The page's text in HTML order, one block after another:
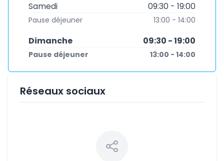
Samedi 09:30 - 19:00
Pause déjeuner 13:00 - 14:00
Dimanche 09:30 - 19:00
Pause déjeuner 13:00 - 14:00
Réseaux sociaux